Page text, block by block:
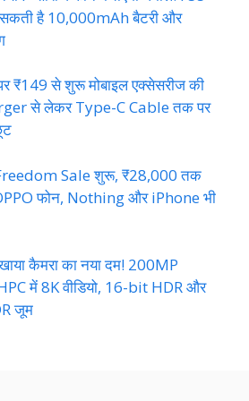
है 10,000mAh बैटरी और
₹149 से शुरू मोबाइल एक्सेसरीज की
से लेकर Type-C Cable तक पर
Sale शुरू, ₹28,000 तक
फोन, Nothing और iPhone भी
कैमरा का नया दम! 200MP
में 8K वीडियो, 16-bit HDR और
जूम